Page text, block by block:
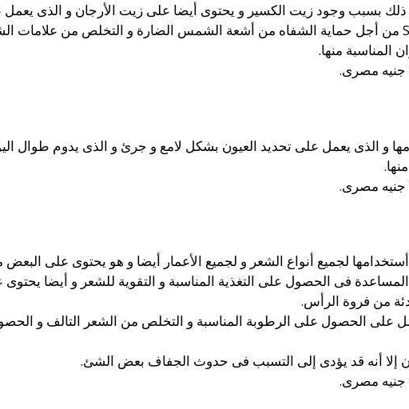
بسبب وجود زيت الكسير و يحتوى أيضا على زيت الأرجان و الذى
و الذى يعمل على تحديد العيون بشكل لامع و جرئ و الذى يدوم طوال
لجميع أنواع الشعر و لجميع الأعمار أيضا و هو يحتوى على
فى الحصول على التغذية المناسبة و التقوية للشعر و أيضا يحتوى
من فروة الرأس.
على الحصول على الرطوبة المناسبة و التخلص من الشعر التالف و
إلا أنه قد يؤدى إلى التسبب فى حدوث الجفاف بعض الشئ.